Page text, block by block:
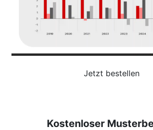
Jetzt bestellen
Kostenloser